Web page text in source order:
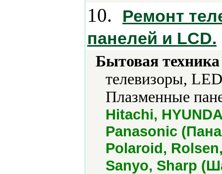
10.
Ремонт
панелей и LCD.
Бытовая
телевизоры,
Плазменные
Hitachi,
Panasonic
Polaroid,
Sanyo, Sharp